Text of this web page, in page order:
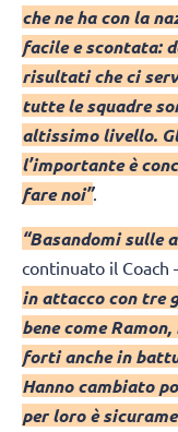
che ne ha con la
facile e scontata:
risultati che ci
tutte le squadre
altissimo livello.
l’importante è
fare noi”.
“Basandomi sulle
continuato il Coach
in attacco con tre
bene come
forti anche in
Hanno cambiato
per loro è